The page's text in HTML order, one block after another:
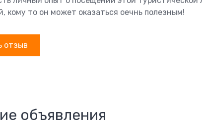
кому то он может оказаться оечнь полезным!
отзыв
объявления